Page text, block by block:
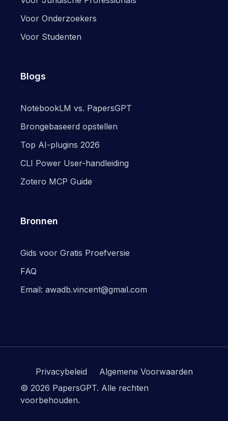
Voor Onderzoekers
Voor Studenten
Blogs
NotebookLM vs. PapersGPT
Brongebaseerd opstellen
Top AI-plugins 2026
CLI Power User-handleiding
Zotero MCP Guide
Bronnen
Gids voor Gratis Proefversie
FAQ
Email: awadb.vincent@gmail.com
Privacybeleid
Algemene Voorwaarden
© 2026 PapersGPT. Alle rechten
voorbehouden.